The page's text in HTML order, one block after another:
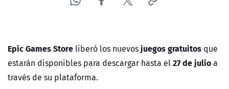
ÁREA DE PROYECTOS
Epic Games Store liberó los nuevosjuegos gratuitos que
estarán disponibles para descargar hasta el27 de julioa
través de su plataforma.